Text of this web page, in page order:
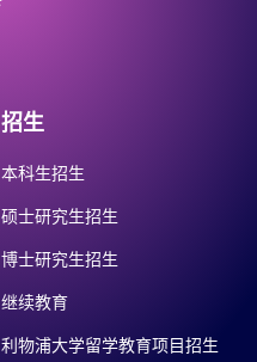
招生
本科生招生
硕士研究生招生
博士研究生招生
继续教育
利物浦大学留学教育项目招生